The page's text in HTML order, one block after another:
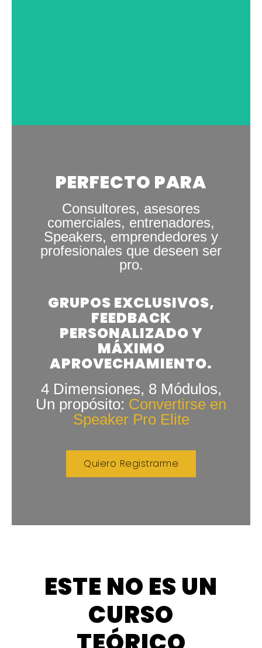
PERFECTO PARA
Consultores, asesores
comerciales, entrenadores,
Speakers, emprendedores y
profesionales que deseen ser
pro.
GRUPOS EXCLUSIVOS,
FEEDBACK
PERSONALIZADO Y
MÁXIMO
APROVECHAMIENTO.
4 Dimensiones, 8 Módulos,
Un propósito: Convertirse en
Speaker Pro Elite
Quiero Registrarme
ESTE NO ES UN
CURSO